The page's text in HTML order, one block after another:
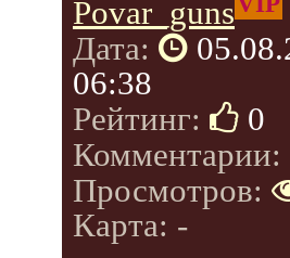
Povar_guns
Дата:
06:38
Рейтинг:
0
Комментарии:
Просмотров:
Карта: -